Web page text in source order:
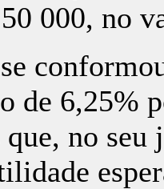
000, no
de 6,25%
que, no